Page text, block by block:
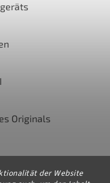
der Website
Originals